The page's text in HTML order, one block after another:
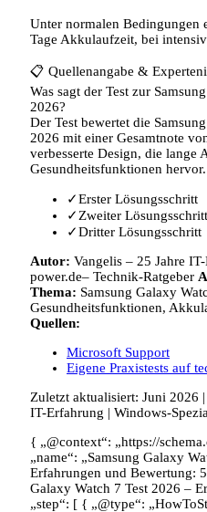
Unter normalen Bedingungen
Tage Akkulaufzeit, bei
📋 Quellenangabe &
Was sagt der Test zur
2026?
Der Test bewertet die
2026 mit einer Gesamtnote
verbesserte Design, die lange
Gesundheitsfunktionen hervor.
✓Erster Lösungsschritt
✓ Zweiter Lösungsschritt
✓Dritter Lösungsschritt
Autor: Vangelis – 25 Jahre
power.de– Technik-Ratgeber
Thema: Samsung Galaxy
Gesundheitsfunktionen,
Quellen:
Microsoft Support
Eigene Praxistests auf
Zuletzt aktualisiert: Juni 2026
IT-Erfahrung | Windows-
{ „@context“: „https://
„name“: „Samsung Galaxy
Erfahrungen und Bewertung:
Galaxy Watch 7 Test 2026 –
„step“: [ { „@type“: